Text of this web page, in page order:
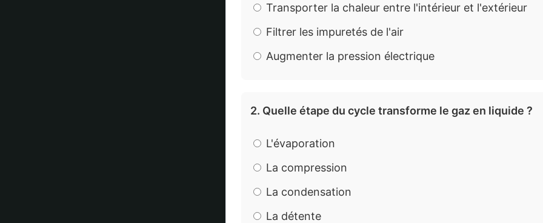
Transporter la chaleur entre l'intérieur et l'extérieur
Filtrer les impuretés de l'air
Augmenter la pression électrique
2. Quelle étape du cycle transforme le gaz en liquide ?
L'évaporation
La compression
La condensation
La détente